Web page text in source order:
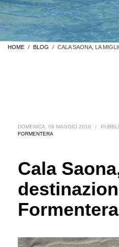
HOME BLOG CALA SAONA, LA
DOMENICA, 06 MAGGIO 2018 /
FORMENTERA
Cala
Formentera